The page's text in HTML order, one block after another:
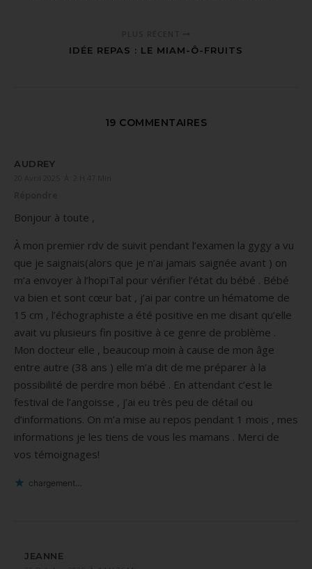
IDÉE REPAS : LE MIAM-Ô-FRUITS
19 COMMENTAIRES
AUDREY
Bonjour à toute ,
À mon premier rdv de suivit pendant l’examen la gygy a vu
que je saignais(alors que je n’ai jamais saignée avant ) on
m’a envoyer à l’hopiTal pour vérifier l’état du bébé . Bébé
va bien et sont cœur bat , j’ai par contre un hématome de
15 cm , l’échographiste a été positive en me disant qu’elle
avait vu plusieurs fin positive à ce genre de problème .
Mon docteur elle , beaucoup moin à cause de mon âge
entre autre (38 ans ) elle m’a dit de me préparer à la
possibilité de perdre mon bébé . En attendant c’est le
festival de l’angoisse , j’ai eu très peu de détail ou
d’informations. On m’a mise au repos pendant 1 mois , mes
informations je les tiens de vous les mamans . Merci de
vos témoignages!
chargement…
JEANNE